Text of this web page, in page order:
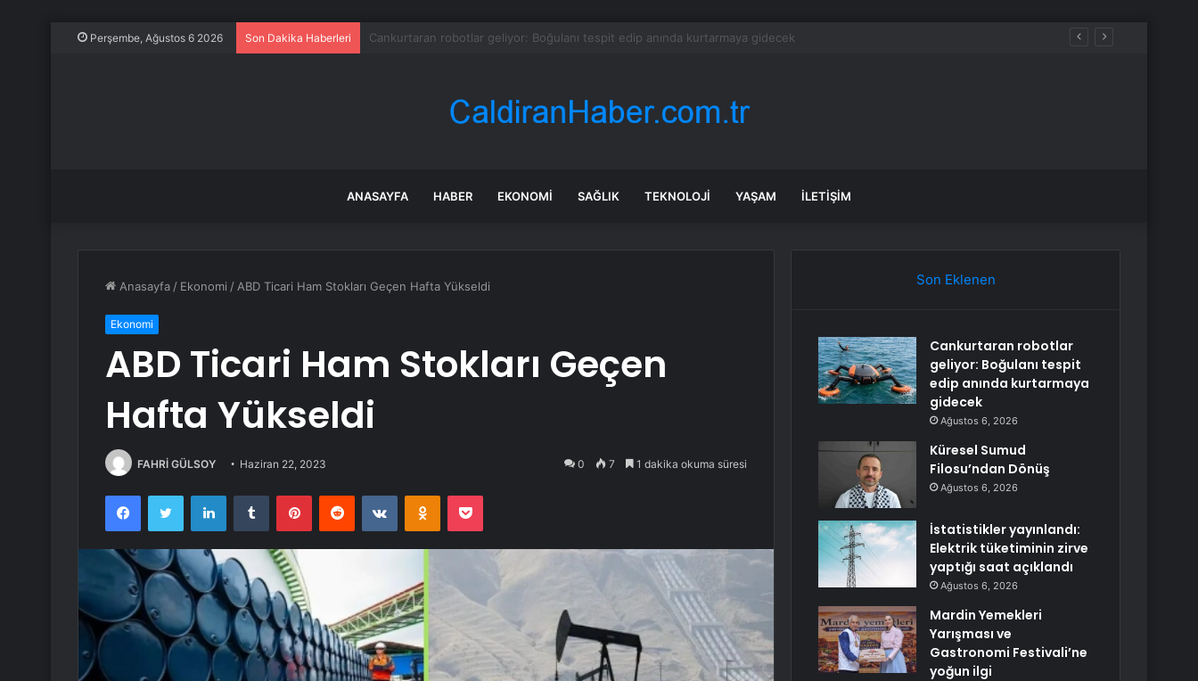
Perşembe, Ağustos 6 2026 Son Dakika Haberleri Küresel Sumud Filosu’ndan Dönüş
ANASAYFA HABER EKONOMI SAĞLIK TEKNOLOJI YAŞAM İLETIŞIM
Anasayfa / Ekonomi / ABD Ticari Ham Stokları Geçen Hafta Yükseldi
Ekonomi
ABD Ticari Ham Stokları Geçen
Hafta Yükseldi
FAHRİ GÜLSOY Haziran 22, 2023 0 7 1 dakika okuma süresi
FacebookTwitter LinkedInTumblr PinterestReddit VKontakteOdnoklassniki
Pocket
Son Eklenen
Cankurtaran robotlar
geliyor: Boğulanı tespit
edip anında kurtarmaya
gidecek
Ağustos 6, 2026
Küresel Sumud
Filosu’ndan Dönüş
Ağustos 6, 2026
İstatistikler yayınlandı:
Elektrik tüketiminin zirve
yaptığı saat açıklandı
Ağustos 6, 2026
Mardin Yemekleri
Yarışması ve
Gastronomi Festivali’ne
yoğun ilgi